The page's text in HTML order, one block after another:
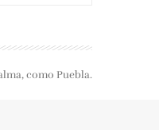
como Puebla.